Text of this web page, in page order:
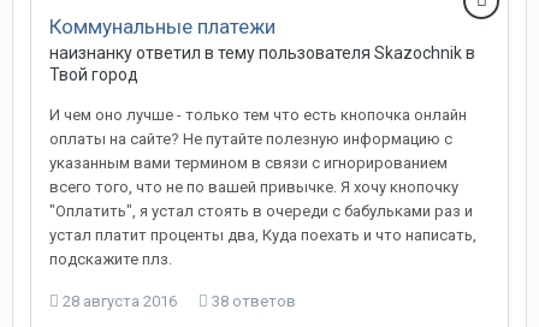
Коммунальные платежи
наизнанкуответил в тему пользователя Skazochnikв
Твой город
И чем оно лучше - только тем что есть кнопочка онлайн
оплаты на сайте? Не путайте полезную информацию с
указанным вами термином в связи с игнорированием
всего того, что не по вашей привычке. Я хочу кнопочку
"Оплатить", я устал стоять в очереди с бабульками раз и
устал платит проценты два, Куда поехать и что написать,
подскажите плз.
28 августа 2016 38 ответов